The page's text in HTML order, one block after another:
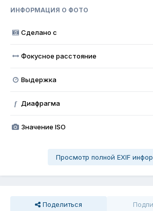
ИНФОРМАЦИЯ О ФОТО
Сделано с
Фокусное расстояние
Выдержка
f Диафрагма
Значение ISO
Просмотр полной EXIF
Поделиться